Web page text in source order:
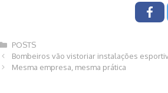
Categorias
POSTS
Navegação
de
Bombeiros vão vistoriar instalações
Mesma empresa, mesma prática